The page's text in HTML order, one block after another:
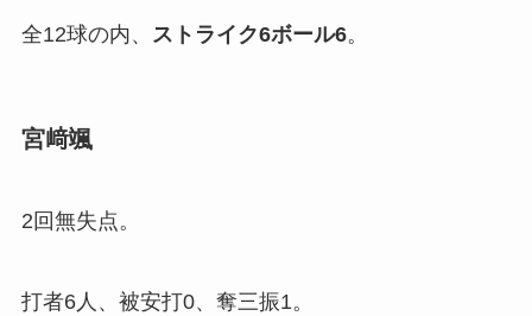
全12球の内、 ストライク6ボール6。
宮﨑颯
2回無失点。
打者6人、被安打0、奪三振1。